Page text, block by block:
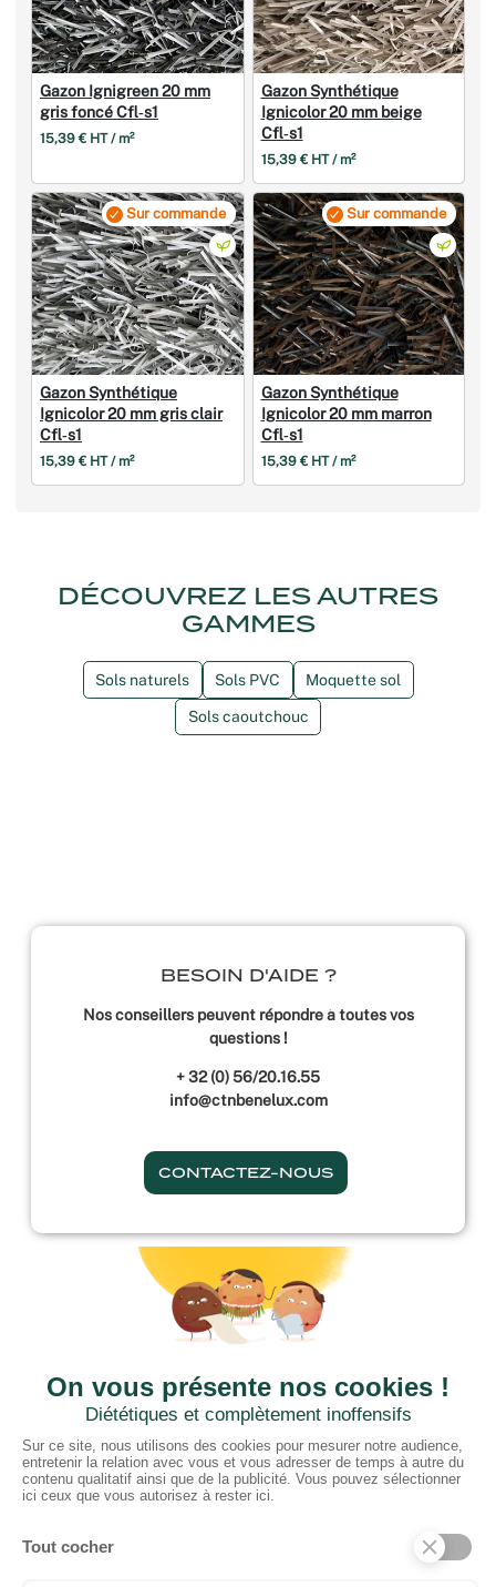
Gazon Ignigreen 20 mm
gris foncé Cfl‑s1
15,39 € HT / m²
Gazon Synthétique
Ignicolor 20 mm beige
Cfl‑s1
15,39 € HT / m²
Sur commande
Gazon Synthétique
Ignicolor 20 mm gris clair
Cfl‑s1
15,39 € HT / m²
Sur commande
Gazon Synthétique
Ignicolor 20 mm marron
Cfl‑s1
15,39 € HT / m²
DÉCOUVREZ LES AUTRES
GAMMES
Sols naturels Sols PVC Moquette sol
Sols caoutchouc
BESOIN D'AIDE ?
Nos conseillers peuvent répondre à toutes vos
questions !
+ 32 (0) 56/20.16.55
info@ctnbenelux.com
CONTACTEZ-NOUS